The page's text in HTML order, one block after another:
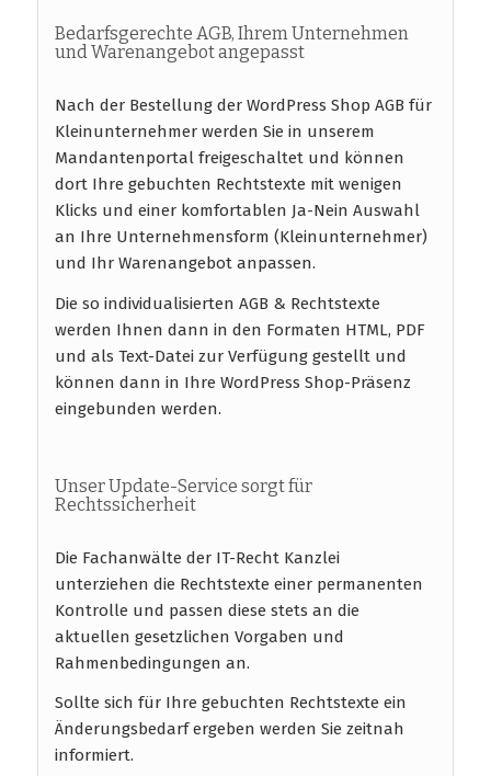
Bedarfsgerechte AGB, Ihrem Unternehmen
und Warenangebot angepasst
Nach der Bestellung der WordPress Shop AGB für
Kleinunternehmer werden Sie in unserem
Mandantenportal freigeschaltet und können
dort Ihre gebuchten Rechtstexte mit wenigen
Klicks und einer komfortablen Ja-Nein Auswahl
an Ihre Unternehmensform (Kleinunternehmer)
und Ihr Warenangebot anpassen.
Die so individualisierten AGB & Rechtstexte
werden Ihnen dann in den Formaten HTML, PDF
und als Text-Datei zur Verfügung gestellt und
können dann in Ihre WordPress Shop-Präsenz
eingebunden werden.
Unser Update-Service sorgt für
Rechtssicherheit
Die Fachanwälte der IT-Recht Kanzlei
unterziehen die Rechtstexte einer permanenten
Kontrolle und passen diese stets an die
aktuellen gesetzlichen Vorgaben und
Rahmenbedingungen an.
Sollte sich für Ihre gebuchten Rechtstexte ein
Änderungsbedarf ergeben werden Sie zeitnah
informiert.